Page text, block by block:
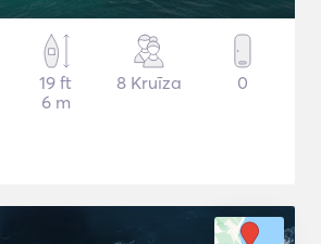
19 ft
6 m
8 Kruīza 0